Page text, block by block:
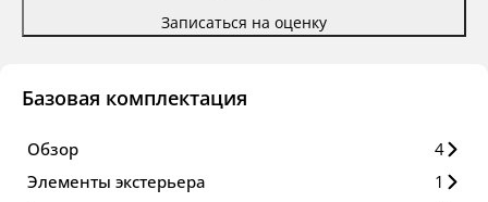
Записаться на оценку
Базовая комплектация
Обзор
4
Элементы экстерьера
1